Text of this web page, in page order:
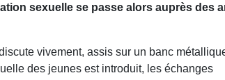
sexuelle se passe alors auprès des
vivement, assis sur un banc
des jeunes est introduit, les échanges